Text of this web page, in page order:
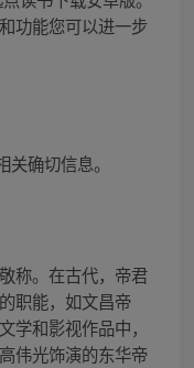
功能您可以进一步
确切信息。
称。在古代，帝君
职能，如文昌帝
学和影视作品中，
伟光饰演的东华帝